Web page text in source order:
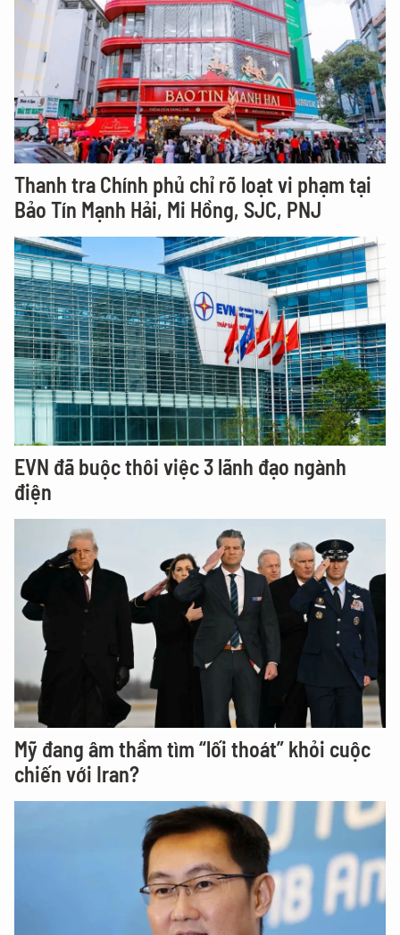
Thanh tra Chính phủ chỉ rõ loạt vi phạm tại
Bảo Tín Mạnh Hải, Mi Hồng, SJC, PNJ
EVN đã buộc thôi việc 3 lãnh đạo ngành
điện
Mỹ đang âm thầm tìm “lối thoát” khỏi cuộc
chiến với Iran?